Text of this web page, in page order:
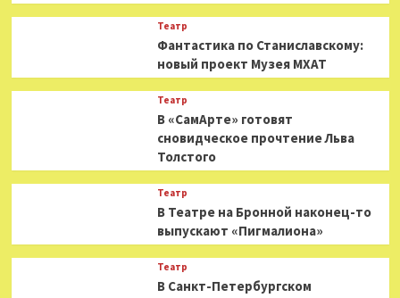
Театр
Фантастика по Станиславскому:
новый проект Музея МХАТ
Театр
В «СамАрте» готовят
сновидческое прочтение Льва
Толстого
Театр
В Театре на Бронной наконец-то
выпускают «Пигмалиона»
Театр
В Санкт-Петербургском